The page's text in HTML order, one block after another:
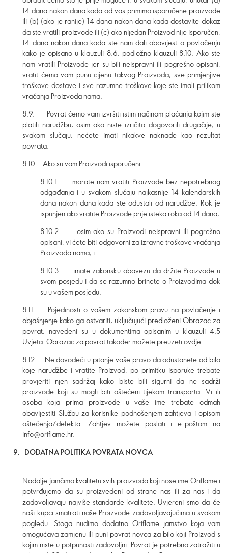
14 dana nakon dana kada od vas primimo isporučene proizvode
ili (b) (ako je ranije) 14 dana nakon dana kada dostavite dokaz
da ste vratili proizvode ili (c) ako nijedan Proizvod nije isporučen,
14 dana nakon dana kada ste nam dali obavijest o povlačenju
kako je opisano u klauzuli 8.6, podložno klauzuli 8.10. Ako ste
nam vratili Proizvode jer su bili neispravni ili pogrešno opisani,
vratit ćemo vam punu cijenu takvog Proizvoda, sve primjenjive
troškove dostave i sve razumne troškove koje ste imali prilikom
vraćanja Proizvoda nama.
8.9. Povrat ćemo vam izvršiti istim načinom plaćanja kojim ste
platili narudžbu, osim ako niste izričito dogovorili drugačije; u
svakom slučaju, nećete imati nikakve naknade kao rezultat
povrata.
8.10. Ako su vam Proizvodi isporučeni:
8.10.1 morate nam vratiti Proizvode bez nepotrebnog
odgađanja i u svakom slučaju najkasnije 14 kalendarskih
dana nakon dana kada ste odustali od narudžbe. Rok je
ispunjen ako vratite Proizvode prije isteka roka od 14 dana;
8.10.2 osim ako su Proizvodi neispravni ili pogrešno
opisani, vi ćete biti odgovorni za izravne troškove vraćanja
Proizvoda nama; i
8.10.3 imate zakonsku obavezu da držite Proizvode u
svom posjedu i da se razumno brinete o Proizvodima dok
su u vašem posjedu.
8.11. Pojedinosti o vašem zakonskom pravu na povlačenje i
objašnjenje kako ga ostvariti, uključujući predloženi Obrazac za
povrat, navedeni su u dokumentima opisanim u klauzuli 4.5
Uvjeta. Obrazac za povrat također možete preuzetiovdje.
8.12. Ne dovodeći u pitanje vaše pravo da odustanete od bilo
koje narudžbe i vratite Proizvod, po primitku isporuke trebate
provjeriti njen sadržaj kako biste bili sigurni da ne sadrži
proizvode koji su mogli biti oštećeni tijekom transporta. Vi ili
osoba koja prima proizvode u vaše ime trebate odmah
obavijestiti Službu za korisnike podnošenjem zahtjeva i opisom
oštećenja/defekta. Zahtjev možete poslati i e-poštom na
info@oriflame.hr.
9. DODATNA POLITIKA POVRATA NOVCA
Nadalje jamčimo kvalitetu svih proizvoda koji nose ime Oriflame i
potvrđujemo da su proizvedeni od strane nas ili za nas i da
zadovoljavaju najviše standarde kvalitete. Uvjereni smo da će
naši kupci smatrati naše Proizvode zadovoljavajućima u svakom
pogledu. Stoga nudimo dodatno Oriflame jamstvo koja vam
omogućava zamjenu ili puni povrat novca za bilo koji Proizvod s
kojim niste u potpunosti zadovoljni. Povrat je potrebno zatražiti u